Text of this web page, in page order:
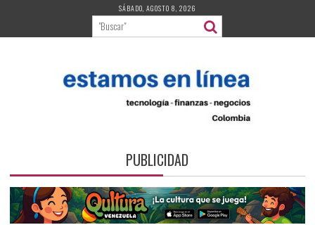
contenido
SÁBADO, AGOSTO 8, 2026
PUBLICIDAD